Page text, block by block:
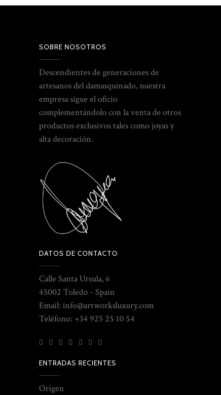
SOBRE NOSOTROS
Descendientes de generaciones de
artesanos del damasquinado, nuestra
empresa sigue el oficio
complementándolo con la venta de otros
productos exclusivos tales como joyas y
alta decoración.
DATOS DE CONTACTO
Calle Santa Ursula, 6
45002 Toledo - Spain
Email: info@artworksluxury.com
Teléfono: +34 925 25 10 54
ENTRADAS RECIENTES
Origen